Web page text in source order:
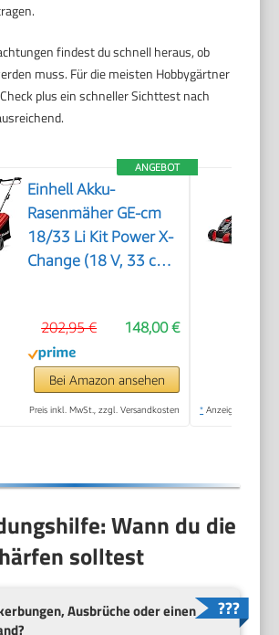
findest du schnell heraus, ob
muss. Für die meisten Hobbygärtner
plus ein schneller Sichttest nach
ANGEBOT
Einhell Akku-
Rasenmäher GE-cm
18/33 Li Kit Power X-
Change (18 V, 33 cm
Fangkorb, 25-65 mm
Schnitthöhe, inkl. 4,0
Ah Akku + Ladegerät)
148,00 €
202,95 €
Bei Amazon ansehen
Preis inkl. MwSt., zzgl. Versandkosten * Anzeige
Wann du die
solltest
Ausbrüche oder einen